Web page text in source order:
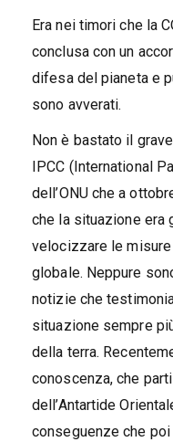
Era nei timori che la
conclusa con un
difesa del pianeta e
sono avverati.
Non è bastato il
IPCC (International
dell’ONU che a
che la situazione era
velocizzare le
globale. Neppure
notizie che
situazione sempre
della terra.
conoscenza, che
dell’Antartide
conseguenze che